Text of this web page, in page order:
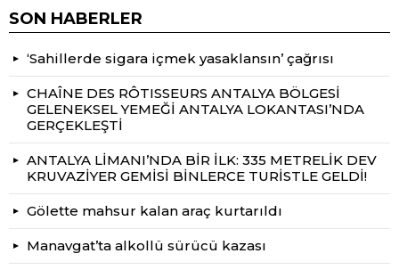
SON HABERLER
‘Sahillerde sigara içmek yasaklansın’ çağrısı
CHAÎNE DES RÔTISSEURS ANTALYA BÖLGESİ
GELENEKSEL YEMEĞİ ANTALYA LOKANTASI’NDA
GERÇEKLEŞTİ
ANTALYA LİMANI’NDA BİR İLK: 335 METRELİK DEV
KRUVAZİYER GEMİSİ BİNLERCE TURİSTLE GELDİ!
Gölette mahsur kalan araç kurtarıldı
Manavgat’ta alkollü sürücü kazası